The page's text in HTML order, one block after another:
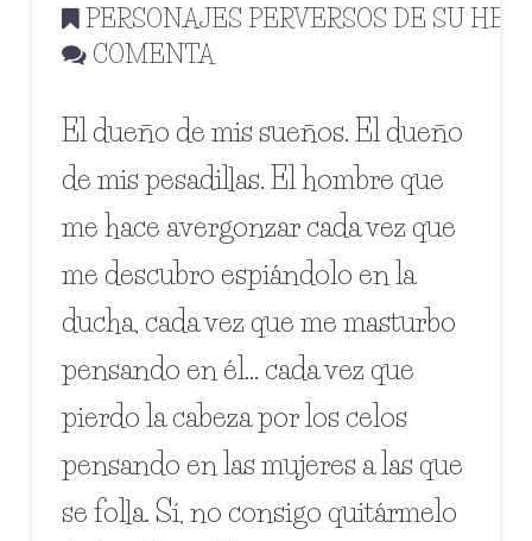
PERSONAJES PERVERSOS DE SU
COMENTA
El dueño de mis sueños. El dueño
de mis pesadillas. El hombre que
me hace avergonzar cada vez que
me descubro espiándolo en la
ducha, cada vez que me masturbo
pensando en él… cada vez que
pierdo la cabeza por los celos
pensando en las mujeres a las que
se folla. Sí, no consigo quitármelo